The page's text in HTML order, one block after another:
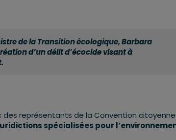
de la Transition écologique, Barbara
d’un délit d’écocide visant à
des représentants de la Convention
spécialisées pour